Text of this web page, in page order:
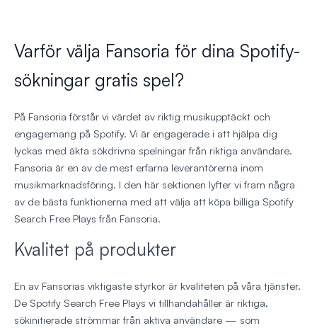
Varför välja Fansoria för dina Spotify-
sökningar gratis spel?
På Fansoria förstår vi värdet av riktig musikupptäckt och
engagemang på Spotify. Vi är engagerade i att hjälpa dig
lyckas med äkta sökdrivna spelningar från riktiga användare.
Fansoria är en av de mest erfarna leverantörerna inom
musikmarknadsföring. I den här sektionen lyfter vi fram några
av de bästa funktionerna med att välja att köpa billiga Spotify
Search Free Plays från Fansoria.
Kvalitet på produkter
En av Fansorias viktigaste styrkor är kvaliteten på våra tjänster.
De Spotify Search Free Plays vi tillhandahåller är riktiga,
sökinitierade strömmar från aktiva användare — som